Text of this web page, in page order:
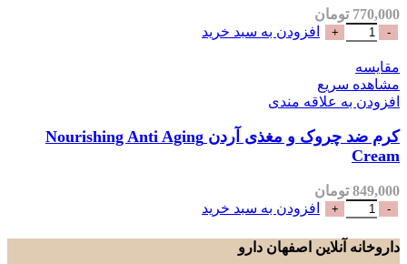
770,000 تومان
افزودن به سبد خرید
مقایسه
مشاهده سریع
افزودن به علاقه مندی
کرم ضد چروک و مغذی آردن Nourishing Anti Aging
Cream
849,000 تومان
افزودن به سبد خرید
داروخانه آنلاین اصفهان دارو